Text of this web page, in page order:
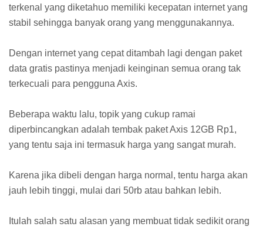
terkenal yang diketahuo memiliki kecepatan internet yang
stabil sehingga banyak orang yang menggunakannya.
Dengan internet yang cepat ditambah lagi dengan paket
data gratis pastinya menjadi keinginan semua orang tak
terkecuali para pengguna Axis.
Beberapa waktu lalu, topik yang cukup ramai
diperbincangkan adalah tembak paket Axis 12GB Rp1,
yang tentu saja ini termasuk harga yang sangat murah.
Karena jika dibeli dengan harga normal, tentu harga akan
jauh lebih tinggi, mulai dari 50rb atau bahkan lebih.
Itulah salah satu alasan yang membuat tidak sedikit orang